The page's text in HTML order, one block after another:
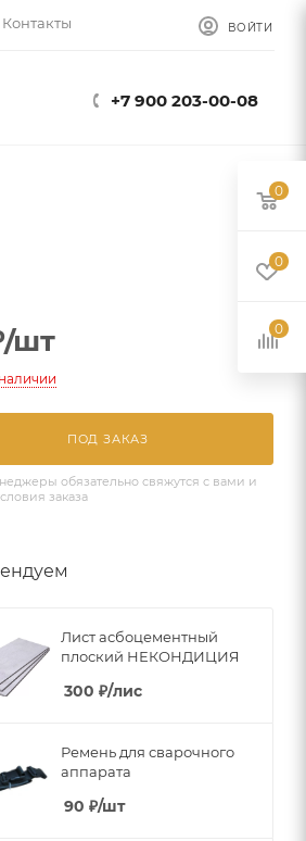
Контакты ВОЙТИ
+7 900 203-00-08
/шт
ПОД ЗАКАЗ
обязательно свяжутся с вами и
заказа
Лист асбоцементный
плоский НЕКОНДИЦИЯ
300 ₽/лис
Ремень для сварочного
аппарата
90 ₽/шт
0
0
0